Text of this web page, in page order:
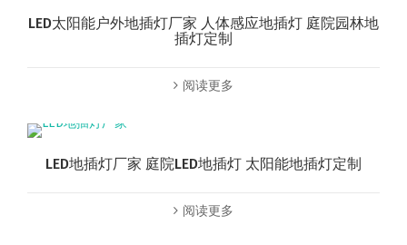
LED太阳能户外地插灯厂家 人体感应地插灯 庭院园林地
插灯定制
阅读更多
LED地插灯厂家 庭院LED地插灯 太阳能地插灯定制
阅读更多